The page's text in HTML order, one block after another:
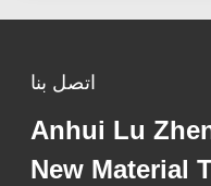
اتصل بنا
Anhui Lu
New Material